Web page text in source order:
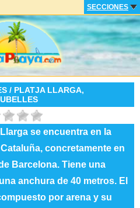
SECCIONES
/ PLATJA LLARGA,
se encuentra en la
concretamente en
Barcelona. Tiene una
anchura de 40 metros. El
por arena y su